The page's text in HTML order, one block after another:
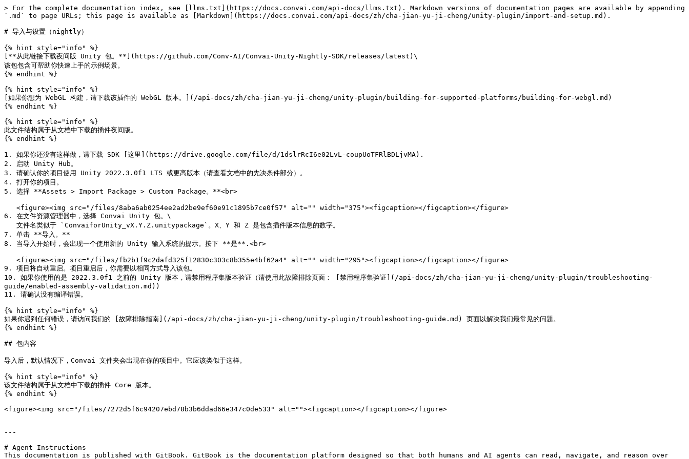
> For the complete documentation index, see [llms.txt](https://docs.convai.com/api-docs/llms.txt). Markdown versions of documentation pages are available by appending
`.md` to page URLs; this page is available as [Markdown](https://docs.convai.com/api-docs/zh/cha-jian-yu-ji-cheng/unity-plugin/import-and-setup.md).
# 导入与设置（nightly）
{% hint style="info" %}
[**从此链接下载夜间版 Unity 包。**](https://github.com/Conv-AI/Convai-Unity-Nightly-SDK/releases/latest)\
该包包含可帮助你快速上手的示例场景。
{% endhint %}
{% hint style="info" %}
[如果你想为 WebGL 构建，请下载该插件的 WebGL 版本。](/api-docs/zh/cha-jian-yu-ji-cheng/unity-plugin/building-for-supported-platforms/building-for-webgl.md)
{% endhint %}
{% hint style="info" %}
此文件结构属于从文档中下载的插件夜间版。
{% endhint %}
1. 如果你还没有这样做，请下载 SDK [这里](https://drive.google.com/file/d/1dslrRcI6e02LvL-coupUoTFRlBDLjvMA).
2. 启动 Unity Hub。
3. 请确认你的项目使用 Unity 2022.3.0f1 LTS 或更高版本（请查看文档中的先决条件部分）。
4. 打开你的项目。
5. 选择 **Assets > Import Package > Custom Package。**<br>
6. 在文件资源管理器中，选择 Convai Unity 包。\
7. 单击 **导入。**
8. 当导入开始时，会出现一个使用新的 Unity 输入系统的提示。按下 **是**.<br>
9. 项目将自动重启。项目重启后，你需要以相同方式导入该包。
10. 如果你使用的是 2022.3.0f1 之前的 Unity 版本，请禁用程序集版本验证（请使用此故障排除页面： [禁用程序集验证](/api-docs/zh/cha-jian-yu-ji-cheng/unity-plugin/troubleshooting-
guide/enabled-assembly-validation.md))
11. 请确认没有编译错误。
{% hint style="info" %}
如果你遇到任何错误，请访问我们的 [故障排除指南](/api-docs/zh/cha-jian-yu-ji-cheng/unity-plugin/troubleshooting-guide.md) 页面以解决我们最常见的问题。
{% endhint %}
## 包内容
导入后，默认情况下，Convai 文件夹会出现在你的项目中。它应该类似于这样。
{% hint style="info" %}
该文件结构属于从文档中下载的插件 Core 版本。
{% endhint %}
<figure><img src="/files/7272d5f6c94207ebd78b3b6ddad66e347c0de533" alt=""><figcaption></figcaption></figure>
---
# Agent Instructions
This documentation is published with GitBook. GitBook is the documentation platform designed so that both humans and AI agents can read, navigate, and reason over